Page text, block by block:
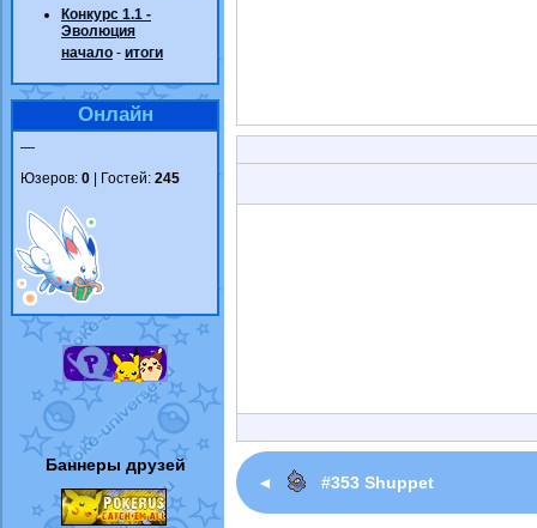
Конкурс 1.1 -
Эволюция
начало - итоги
Онлайн
—
Юзеров: 0 | Гостей: 245
Баннеры друзей
◄ #353 Shuppet